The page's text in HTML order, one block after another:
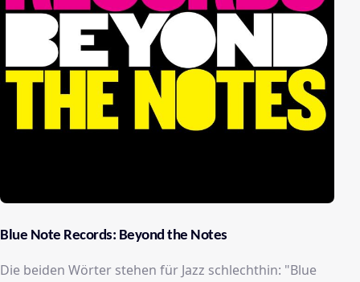
Blue Note Records: Beyond the Notes
Die beiden Wörter stehen für Jazz schlechthin: "Blue